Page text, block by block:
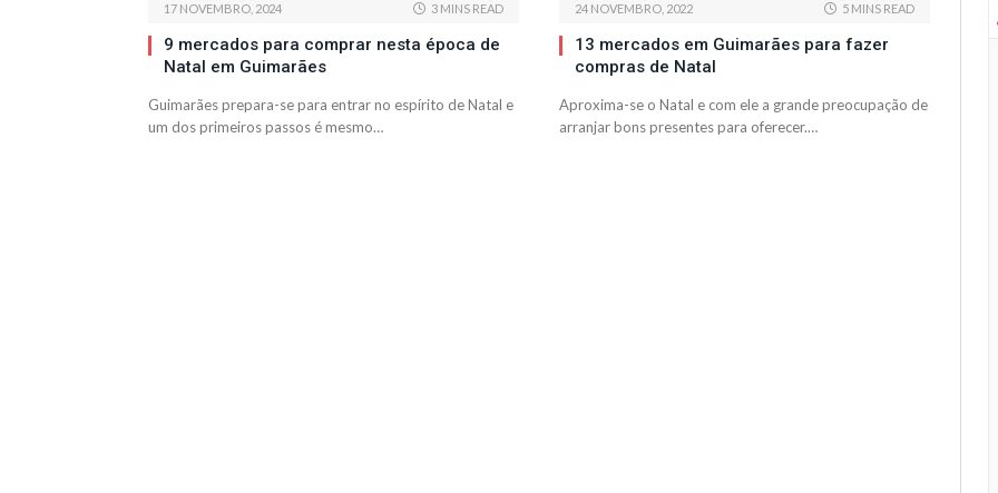
17 NOVEMBRO, 2024 3 MINS READ
9 mercados para comprar nesta época de
Natal em Guimarães
Guimarães prepara-se para entrar no espírito de Natal e
um dos primeiros passos é mesmo…
24 NOVEMBRO, 2022 5 MINS READ
13 mercados em Guimarães para fazer
compras de Natal
Aproxima-se o Natal e com ele a grande preocupação de
arranjar bons presentes para oferecer.…